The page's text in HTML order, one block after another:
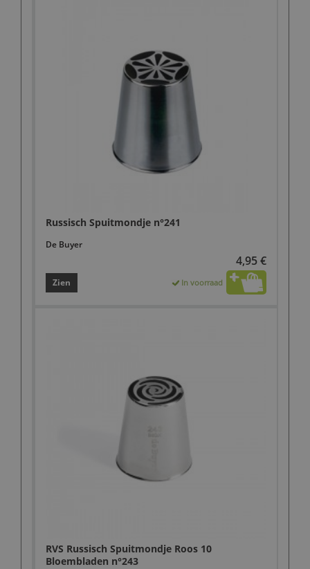
Russisch Spuitmondje n°241
De Buyer
4,95 €
Zien In voorraad
RVS Russisch Spuitmondje Roos 10
Bloembladen n°243